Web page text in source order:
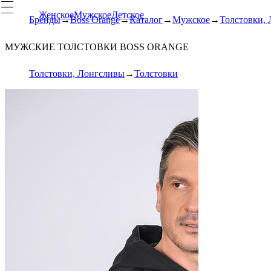
ЖенскоеМужскоеДетское
Бренды Boss Orange Каталог Мужское Толстовки,
МУЖСКИЕ ТОЛСТОВКИ BOSS ORANGE
Толстовки, Лонгсливы Толстовки